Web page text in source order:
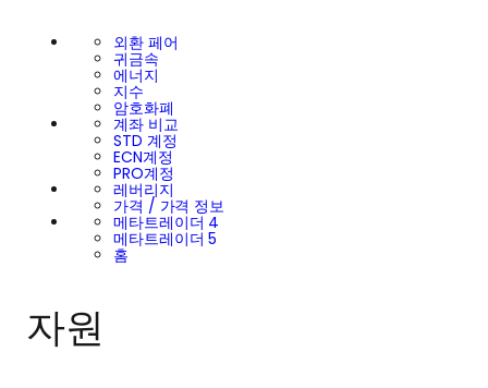
외환 페어
귀금속
에너지
지수
암호화폐
계좌 비교
STD 계정
ECN계정
PRO계정
레버리지
가격 / 가격 정보
메타트레이더 4
메타트레이더 5
홈
자원